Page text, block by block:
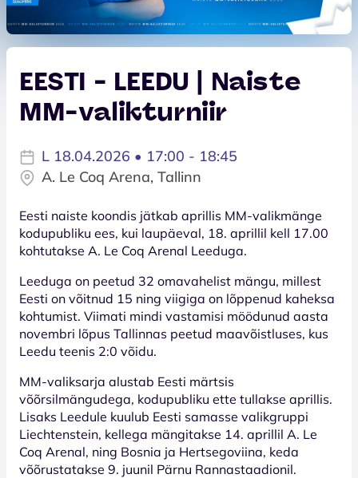
EESTI - LEEDU | Naiste
MM-valikturniir
L 18.04.2026 • 17:00 - 18:45
A. Le Coq Arena, Tallinn
Eesti naiste koondis jätkab aprillis MM-valikmänge
kodupubliku ees, kui laupäeval, 18. aprillil kell 17.00
kohtutakse A. Le Coq Arenal Leeduga.
Leeduga on peetud 32 omavahelist mängu, millest
Eesti on võitnud 15 ning viigiga on lõppenud kaheksa
kohtumist. Viimati mindi vastamisi möödunud aasta
novembri lõpus Tallinnas peetud maavõistluses, kus
Leedu teenis 2:0 võidu.
MM-valiksarja alustab Eesti märtsis
võõrsilmängudega, kodupubliku ette tullakse aprillis.
Lisaks Leedule kuulub Eesti samasse valikgruppi
Liechtenstein, kellega mängitakse 14. aprillil A. Le
Coq Arenal, ning Bosnia ja Hertsegoviina, keda
võõrustatakse 9. juunil Pärnu Rannastaadionil.